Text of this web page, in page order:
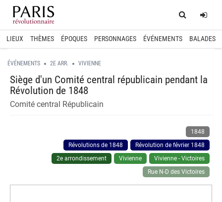
Home
LIEUX THÈMES ÉPOQUES PERSONNAGES ÉVÉNEMENTS BALADES
ÉVÉNEMENTS 2E ARR. VIVIENNE
Siège d'un Comité central républicain pendant la
Révolution de 1848
Comité central Républicain
1848
Révolutions de 1848
Révolution de février 1848
2e arrondissement
Vivienne
Vivienne - Victoires
Rue N-D des Victoires